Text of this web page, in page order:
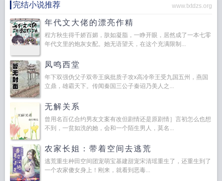
完结小说推荐 www.txtdzs.org
年代文大佬的漂亮作精
程方秋生得千娇百媚，肤如凝脂，一睁开眼，居然成了一本七零
年代文里的炮灰女配。她无语望天，在这个充满限制...
凤鸣西堂
年下双强伪父子双帝王疯批质子攻x高冷帝王受九国五州，燕国
立鼎，雄霸天下。传闻秦国三公子秦诏乃美人之...
无解关系
曾用名百亿合约男友文案有改但剧情还是原剧情］言初怎么也想
不到，一贫如洗的她，会和一个陌生男人，莫名...
农家长姐：带着空间去逃荒
逃荒重生种田空间团宠萌宝基建甜宠宋清瑶重生了，还重生到了
一个农家傻女身上！刚来，就看到恶毒...